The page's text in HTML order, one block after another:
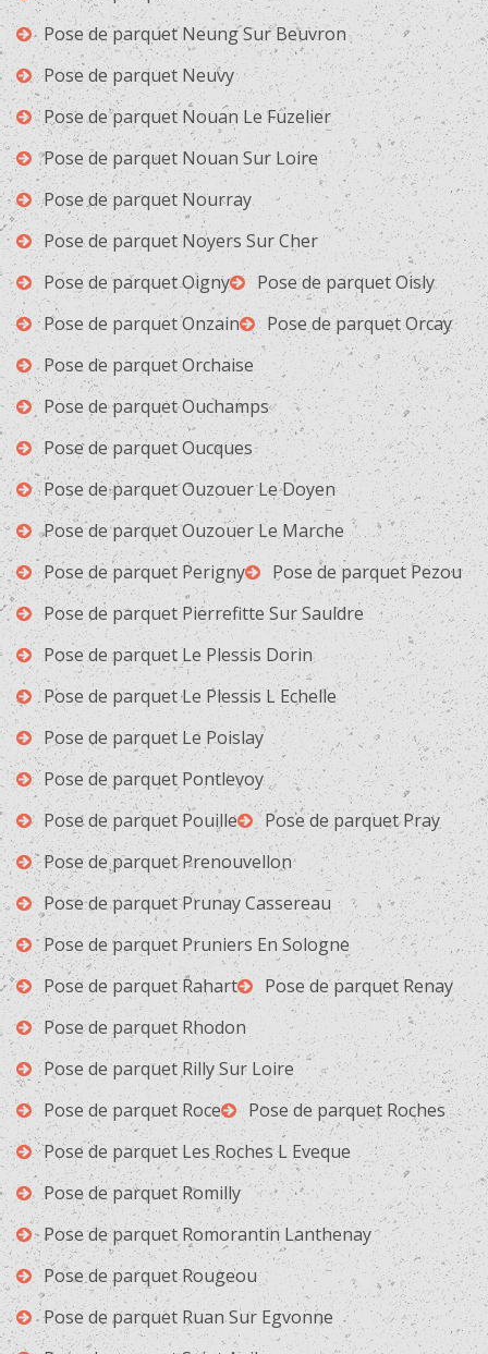
Pose de parquet Neung Sur Beuvron
Pose de parquet Neuvy
Pose de parquet Nouan Le Fuzelier
Pose de parquet Nouan Sur Loire
Pose de parquet Nourray
Pose de parquet Noyers Sur Cher
Pose de parquet Oigny
Pose de parquet Oisly
Pose de parquet Onzain
Pose de parquet Orcay
Pose de parquet Orchaise
Pose de parquet Ouchamps
Pose de parquet Oucques
Pose de parquet Ouzouer Le Doyen
Pose de parquet Ouzouer Le Marche
Pose de parquet Perigny
Pose de parquet Pezou
Pose de parquet Pierrefitte Sur Sauldre
Pose de parquet Le Plessis Dorin
Pose de parquet Le Plessis L Echelle
Pose de parquet Le Poislay
Pose de parquet Pontlevoy
Pose de parquet Pouille
Pose de parquet Pray
Pose de parquet Prenouvellon
Pose de parquet Prunay Cassereau
Pose de parquet Pruniers En Sologne
Pose de parquet Rahart
Pose de parquet Renay
Pose de parquet Rhodon
Pose de parquet Rilly Sur Loire
Pose de parquet Roce
Pose de parquet Roches
Pose de parquet Les Roches L Eveque
Pose de parquet Romilly
Pose de parquet Romorantin Lanthenay
Pose de parquet Rougeou
Pose de parquet Ruan Sur Egvonne